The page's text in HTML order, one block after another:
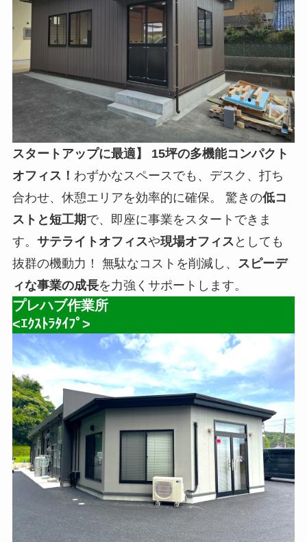
スタートアップに最適】
15坪の多機能コンパクト
オフィス！ わずかなスペースでも、デスク、打ち
合わせ、休憩エリアを効率的に確保。 驚きの低コ
ストと短工期で、即座に事業をスタートできま
す。 サテライトオフィスや現場オフィス としても
抜群の機動力！ 無駄なコストを削減し、 スピーデ
ィな事業の成長を力強くサポートします。
プレハブ作業所
<ｴｸｽﾄﾗﾀｲﾌﾟ>